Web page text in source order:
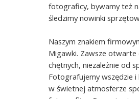
fotograficy, bywamy też
śledzimy nowinki
Naszym znakiem
Migawki. Zawsze otwarte
chętnych, niezależnie od
Fotografujemy wszędzie
w świetnej atmosferze